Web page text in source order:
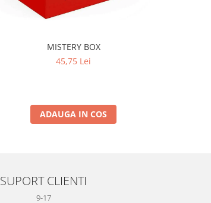
MISTERY BOX
45,75 Lei
ADAUGA IN COS
SUPORT CLIENTI
9-17